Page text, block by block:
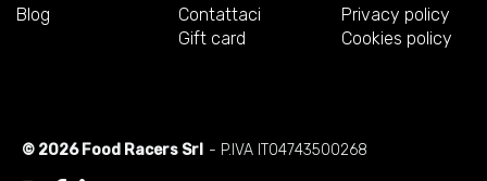
Blog
Contattaci
Gift card
Privacy policy
Cookies policy
© 2026 Food Racers Srl - P.IVA IT04743500268